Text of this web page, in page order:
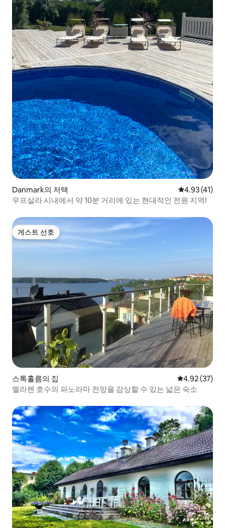
Danmark의 저택 평점 4.93점
4.93 (41)
우프살라 시내에서 약 10분 거리에 있는 현대적인 전원 지역!
게스트 선호
게스트 선호
스톡홀름의 집 평점 4.92점(5
4.92 (37)
멜라렌 호수의 파노라마 전망을 감상할 수 있는 넓은 숙소